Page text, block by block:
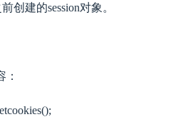
创建的session对象。
：